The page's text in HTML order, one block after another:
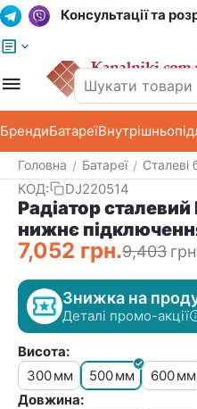
Консультації та
БрендиБатареї
Головна / Батареї / Сталеві
КОД: DJ220514
Радіатор
нижнє
7,052 грн.9,403
Знижка на
Деталі промо-акції
Висота:
300мм 500мм 600мм
Довжина: